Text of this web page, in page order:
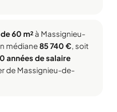
60 m² à Massignieu-
médiane85 740 €, soit
années de salaire
de Massignieu-de-